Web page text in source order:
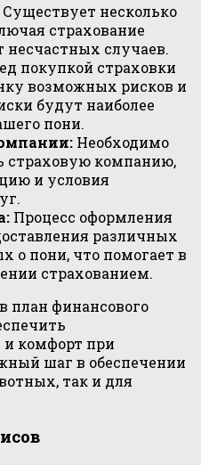
Существует несколько
страхование
несчастных случаев.
покупкой страховки
возможных рисков и
будут наиболее
пони.
Необходимо
страховую компанию,
и условия
Процесс оформления
различных
о пони, что помогает в
страхованием.
план финансового
комфорт при
шаг в обеспечении
так и для